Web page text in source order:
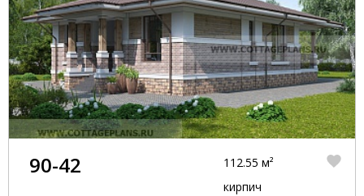
90-42
112.55 м²
кирпич